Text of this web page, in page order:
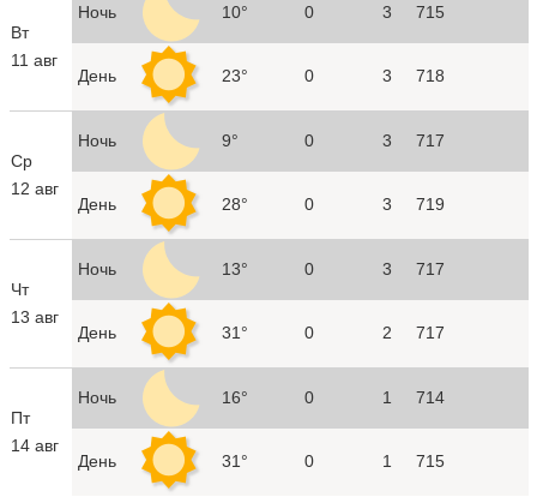
Вт
11 авг
Ночь 10° 0 3 715
День 23° 0 3 718
Ср
12 авг
Ночь 9° 0 3 717
День 28° 0 3 719
Чт
13 авг
Ночь 13° 0 3 717
День 31° 0 2 717
Пт
14 авг
Ночь 16° 0 1 714
День 31° 0 1 715